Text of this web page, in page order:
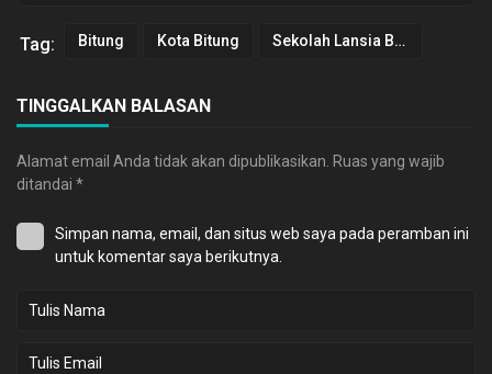
Tag: Bitung Kota Bitung Sekolah Lansia Bitung
TINGGALKAN BALASAN
Alamat email Anda tidak akan dipublikasikan. Ruas yang wajib
ditandai *
Simpan nama, email, dan situs web saya pada peramban ini
untuk komentar saya berikutnya.